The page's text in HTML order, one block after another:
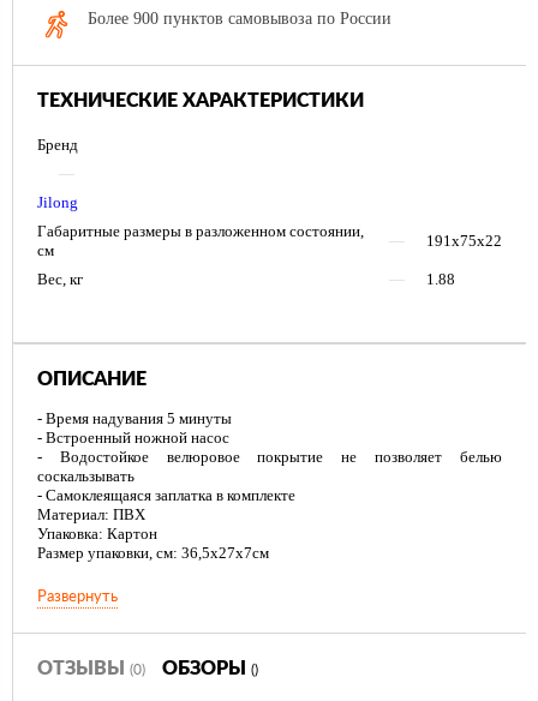
Более 900 пунктов самовывоза по России
ТЕХНИЧЕСКИЕ ХАРАКТЕРИСТИКИ
Бренд
—
Jilong
Габаритные размеры в разложенном состоянии,
см
— 191х75х22
Вес, кг — 1.88
ОПИСАНИЕ
- Время надувания 5 минуты
- Встроенный ножной насос
- Водостойкое велюровое покрытие не позволяет белью
соскальзывать
- Самоклеящаяся заплатка в комплекте
Материал: ПВХ
Упаковка: Картон
Размер упаковки, см: 36,5х27х7см
Комфорт, независимость от электричества и компактность делают
надувные кровати RELAX отличным выбором для путешествия,
Развернуть
ОТЗЫВЫ (0) ОБЗОРЫ ()